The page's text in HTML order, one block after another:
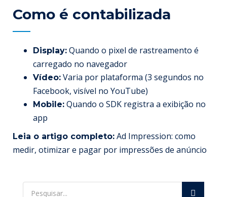
Como é contabilizada
Display: Quando o pixel de rastreamento é
carregado no navegador
Vídeo: Varia por plataforma (3 segundos no
Facebook, visível no YouTube)
Mobile: Quando o SDK registra a exibição no
app
Leia o artigo completo: Ad Impression: como
medir, otimizar e pagar por impressões de anúncio